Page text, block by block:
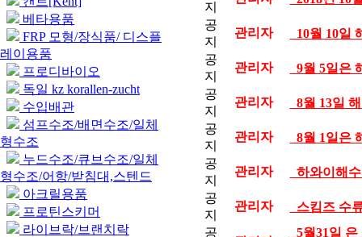
베타용품
FRP 모형/장식품/ 디스플
레이용품
프로디바이오
독일 kz korallen-zucht
수입배관
섬프수조/배면수조/일체
형수조
누드수조/큐브수조/일체
형수조/어항/받침대,스텐드
아크릴용품
프로틴스키머
라이브락/브랜치락
지
공
지
관리자
10월 10일
공
지
관리자
9월 5일은
공
지
관리자
8월 13일
공
지
관리자
8월 1일은
공
지
관리자
하와이해
공
지
관리자
스킴즈 수
공
5월31일